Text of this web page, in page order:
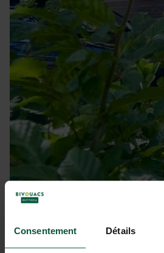
Consentement Détails